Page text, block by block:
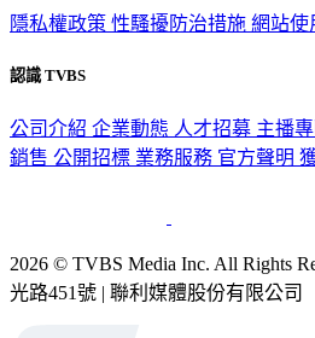
隱私權政策 性騷擾防治措施 網站使
認識 TVBS
公司介紹 企業動態 人才招募 主播
銷售 公開招標 業務服務 官方聲明
2026 © TVBS Media Inc. All Rights
光路451號 | 聯利媒體股份有限公司